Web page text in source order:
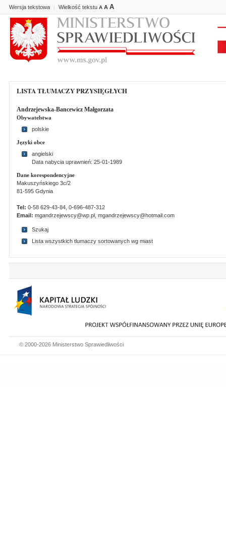
Wersja tekstowa | Wielkość tekstu A A A
LISTA TŁUMACZY PRZYSIĘGŁYCH
Andrzejewska-Bancewicz Małgorzata
Obywatelstwa
polskie
Języki obce
angielski
Data nabycia uprawnień: 25-01-1989
Dane korespondencyjne
Makuszyńskiego 3c/2
81-595 Gdynia
Tel: 0-58 629-43-84, 0-696-487-312
Email: mgandrzejewscy@wp.pl, mgandrzejewscy@hotmail.com
Szukaj
Lista wszystkich tlumaczy sortowanych wg miast
© 2000-2026 Ministerstwo Sprawiedliwości